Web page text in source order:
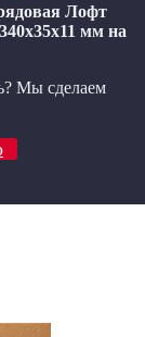
Лофт
мм на
Мы сделаем